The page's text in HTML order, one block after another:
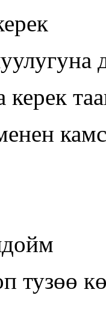
керек
тузөө